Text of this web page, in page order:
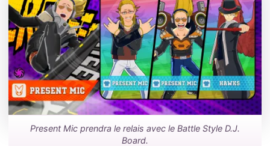
Present Mic prendra le relais avec le Battle Style D.J.
Board.